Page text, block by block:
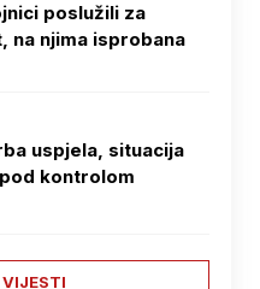
poslužili za
na njima isprobana
uspjela, situacija
kontrolom